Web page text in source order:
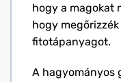
hogy a magokat
hogy
fitotápanyagot.
A hagyományos